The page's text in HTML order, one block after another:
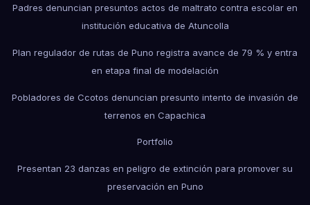
Padres denuncian presuntos actos de maltrato contra escolar en
institución educativa de Atuncolla
Plan regulador de rutas de Puno registra avance de 79 % y entra
en etapa final de modelación
Pobladores de Ccotos denuncian presunto intento de invasión de
terrenos en Capachica
Portfolio
Presentan 23 danzas en peligro de extinción para promover su
preservación en Puno